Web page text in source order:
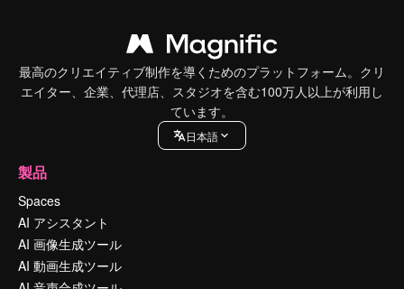
最高のクリエイティブ制作を導くためのプラットフォーム。クリ
エイター、企業、代理店、スタジオを含む100万人以上が利用し
ています。
日本語
製品
Spaces
AI アシスタント
AI 画像生成ツール
AI 動画生成ツール